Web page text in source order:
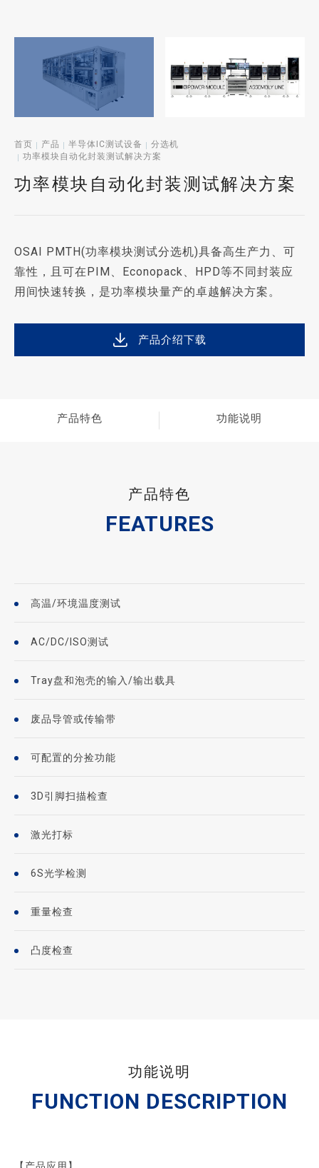
首页 产品 半导体IC测试设备
分选机
功率模块自动化封装测试解决方案
功率模块自动化封装测试解决方案
OSAI PMTH(功率模块测试分选机)具备高生产力、可
靠性，且可在PIM、Econopack、HPD等不同封装应
用间快速转换，是功率模块量产的卓越解决方案。
产品介绍下载
产品特色 功能说明
产品特色
FEATURES
高温/环境温度测试
AC/DC/ISO测试
Tray盘和泡壳的输入/输出载具
废品导管或传输带
可配置的分捡功能
3D引脚扫描检查
激光打标
6S光学检测
重量检查
凸度检查
功能说明
FUNCTION DESCRIPTION